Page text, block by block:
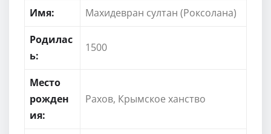
Имя:
Махидевран султан (Роксолана)
Родилас
ь:
1500
Место
рожден
ия:
Рахов, Крымское ханство